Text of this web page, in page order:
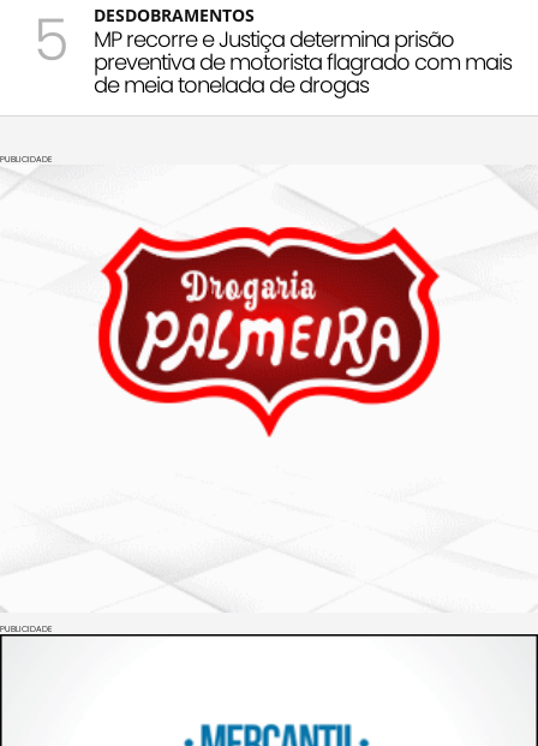
5 DESDOBRAMENTOS
MP recorre e Justiça determina prisão
preventiva de motorista flagrado com mais
de meia tonelada de drogas
PUBLICIDADE
PUBLICIDADE